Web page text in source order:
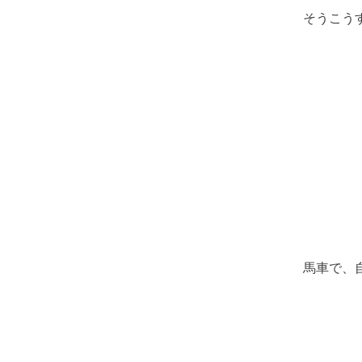
そうこう
馬車で、